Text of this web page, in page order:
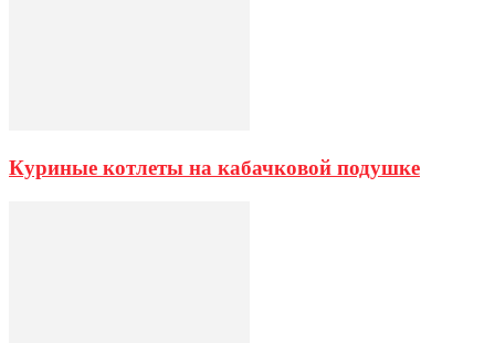
Куриные котлеты на кабачковой подушке